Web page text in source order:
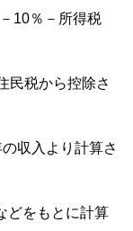
10％－所得税
民税から控除さ
収入より計算さ
どをもとに計算